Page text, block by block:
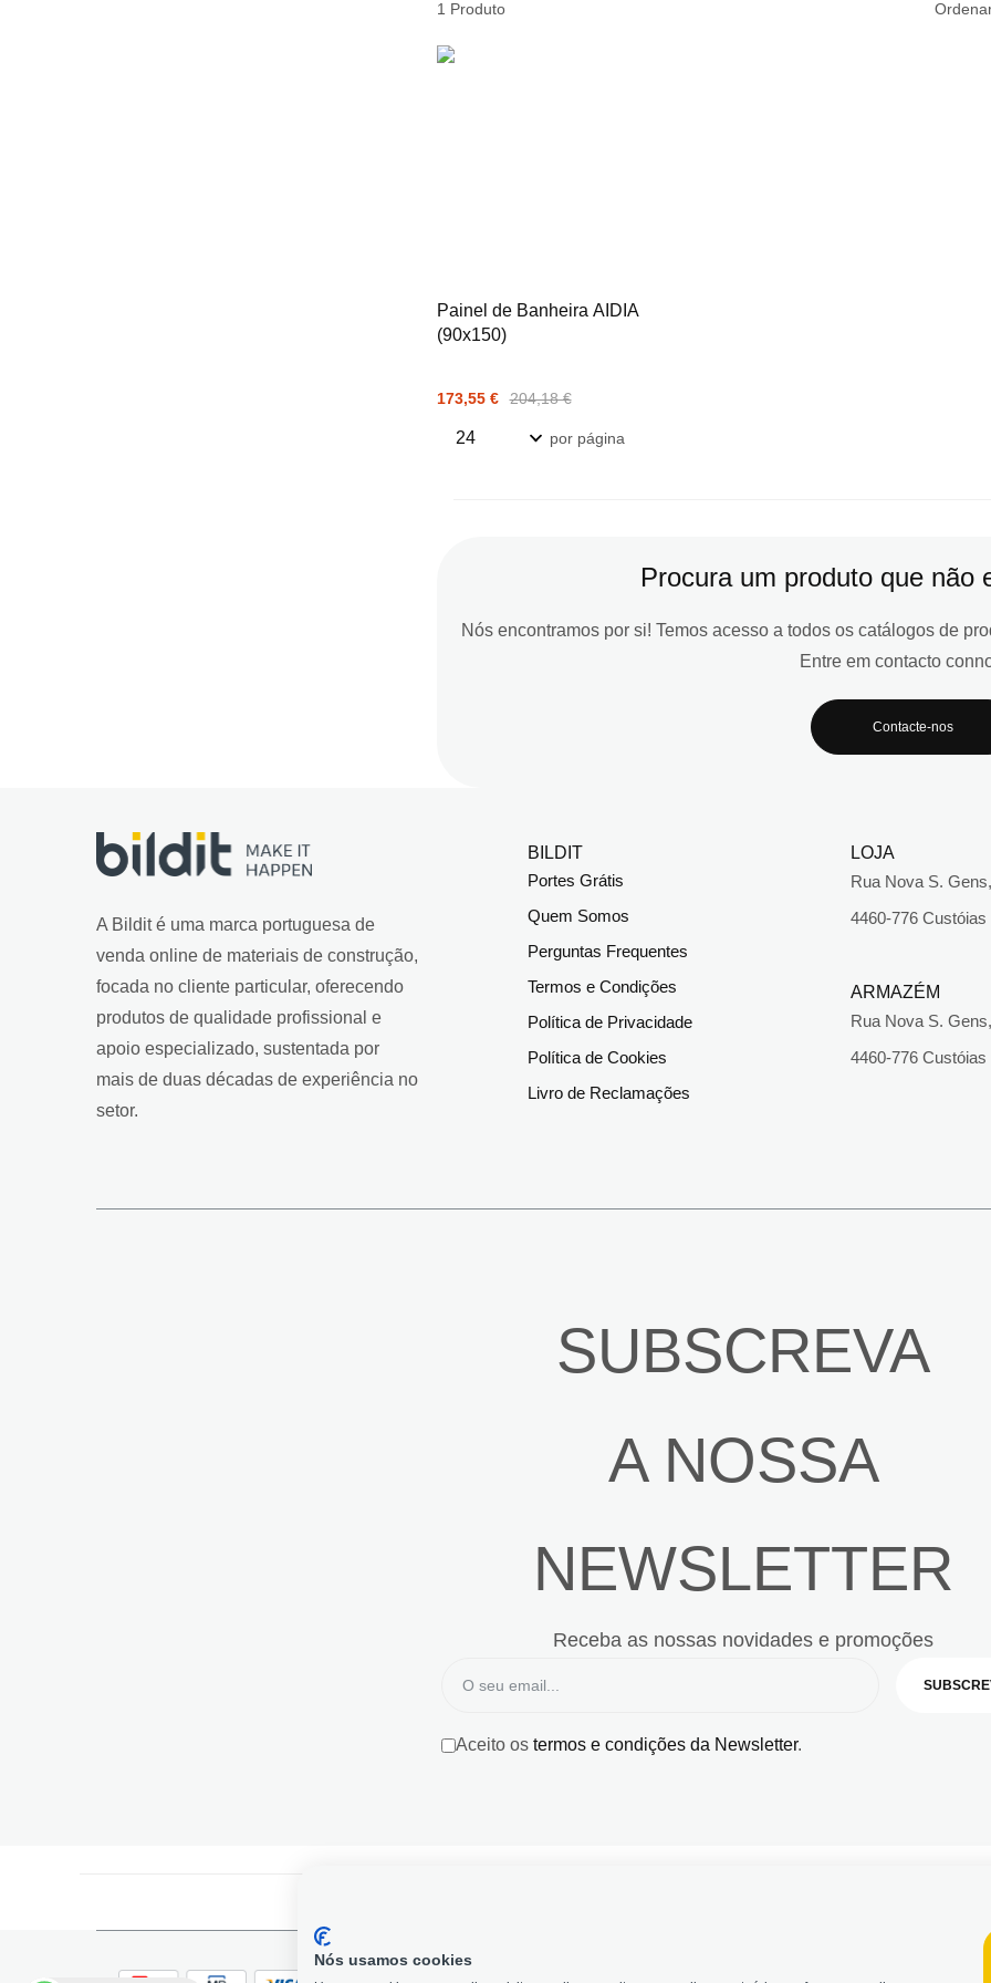
1 Produto
Painel de Banheira AIDIA
(90x150)
173,55 € 204,18 €
por página
Procura um produto que não
Nós encontramos por si! Temos acesso a todos os catálogos de
Entre em contacto
Contacte-nos
A Bildit é uma marca portuguesa de
venda online de materiais de construção,
focada no cliente particular, oferecendo
produtos de qualidade profissional e
apoio especializado, sustentada por
mais de duas décadas de experiência no
setor.
BILDIT
Portes Grátis
Quem Somos
Perguntas Frequentes
Termos e Condições
Política de Privacidade
Política de Cookies
Livro de Reclamações
LOJA
Rua Nova S.
4460-776 Custóias
ARMAZÉM
Rua Nova S.
4460-776 Custóias
SUBSCREVA
A NOSSA
NEWSLETTER
Receba as nossas novidades e promoções
Aceito os termos e condições da Newsletter.
Nós usamos cookies